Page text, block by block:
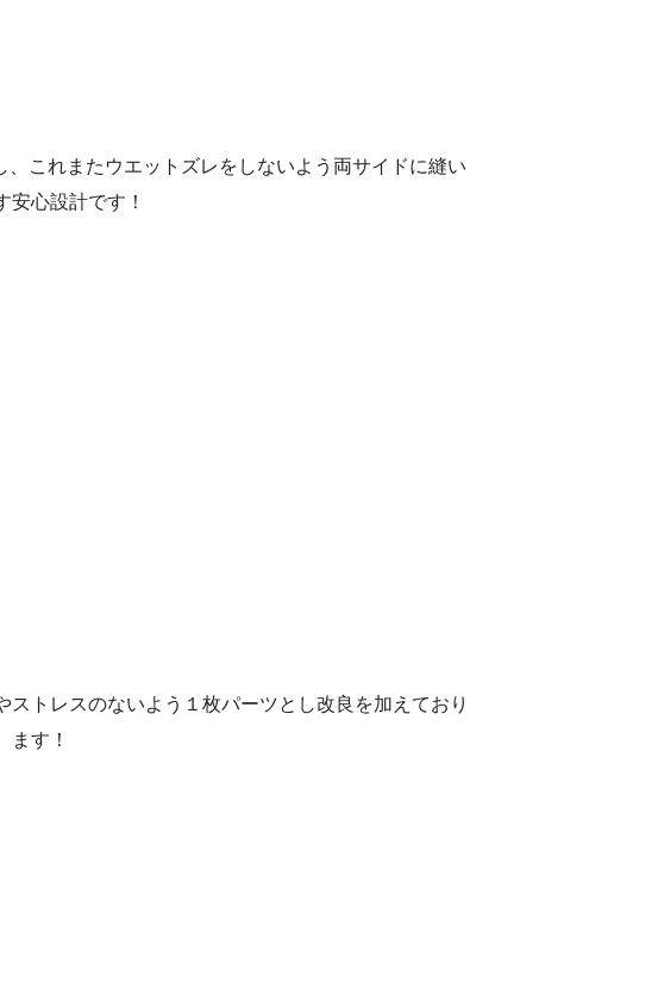
これまたウエットズレをしないよう両サイドに縫い
安心設計です！
トレスのないよう１枚パーツとし改良を加えており
ます！